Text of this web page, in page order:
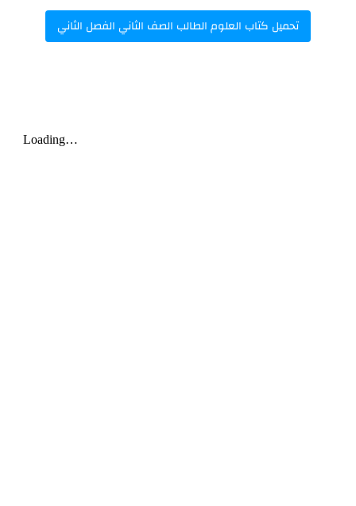
تحميل كتاب العلوم الطالب الصف الثاني الفصل الثاني